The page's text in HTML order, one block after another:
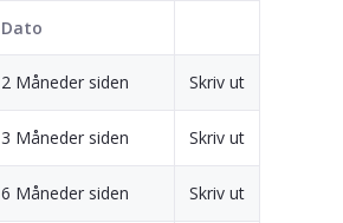
Dato
2 Måneder siden Skriv ut
3 Måneder siden Skriv ut
6 Måneder siden Skriv ut